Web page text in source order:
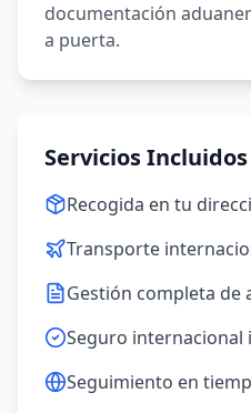
documentación
a puerta.
Servicios Incluidos
Recogida en tu
Transporte
Gestión completa de
Seguro internacional
Seguimiento en